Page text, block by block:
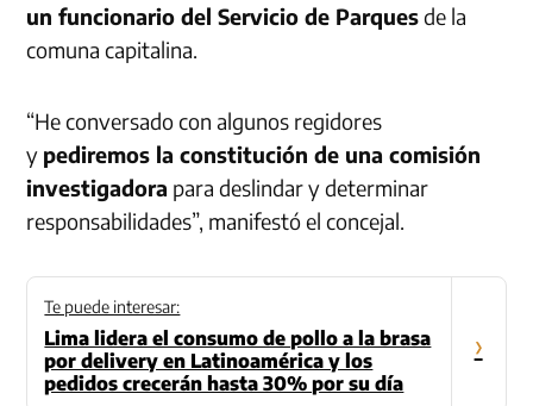
un funcionario del Servicio de Parquesde la
comuna capitalina.
“He conversado con algunos regidores
y pediremos la constitución de una comisión
investigadora para deslindar y determinar
responsabilidades”, manifestó el concejal.
Te puede interesar:
Lima lidera el consumo de pollo a la brasa
por delivery en Latinoamérica y los
pedidos crecerán hasta 30% por su día
›